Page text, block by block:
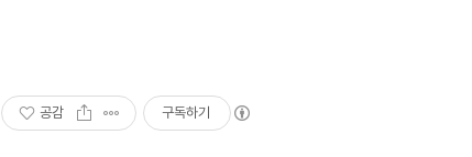
공감 구독하기